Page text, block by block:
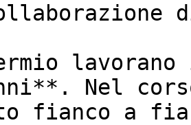
Nel
fianco a